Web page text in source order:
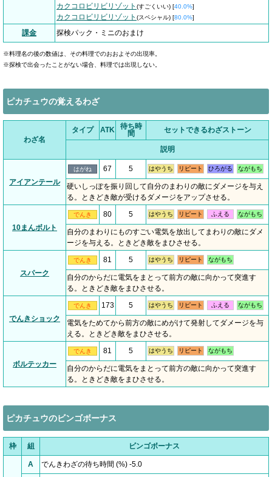
カクコロビリビリゾット (すごくいい) [40.0%]
カクコロビリビリゾット (スペシャル) [80.0%]
課金 探検パック・ミニのおまけ
※料理名の後の数値は、その料理でのおおよその出現率。
※探検で出会ったことがない場合、料理では出現しない。
ピカチュウの覚えるわざ
わざ名
タイプ ATK
待ち時
間
セットできるわざストーン
説明
アイアンテール
はがね 67 5 はやうち リピート ひろがる ながもち
硬いしっぽを振り回して自分のまわりの敵にダメージを与え
る。ときどき敵が受けるダメージをアップさせる。
10まんボルト
でんき 80 5 はやうち リピート ふえる ながもち
自分のまわりにものすごい電気を放出してまわりの敵にダメ
ージを与える。ときどき敵をまひさせる。
スパーク
でんき 81 5 はやうち リピート ながもち
自分のからだに電気をまとって前方の敵に向かって突進す
る。ときどき敵をまひさせる。
でんきショック
でんき 173 5 はやうち リピート ふえる ながもち
電気をためてから前方の敵にめがけて発射してダメージを与
える。ときどき敵をまひさせる。
ボルテッカー
でんき 81 5 はやうち リピート ながもち
自分のからだに電気をまとって前方の敵に向かって突進す
る。ときどき敵をまひさせる。
ピカチュウのビンゴボーナス
枠 組 ビンゴボーナス
A でんきわざの待ち時間 (%) -5.0